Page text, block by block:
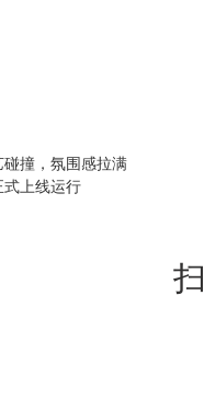
碰撞，氛围感拉满
上线运行